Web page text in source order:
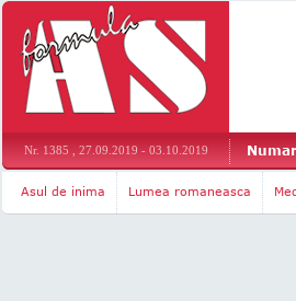
Nr. 1385 , 27.09.2019 - 03.10.2019
Asul de inima Lumea romaneasca